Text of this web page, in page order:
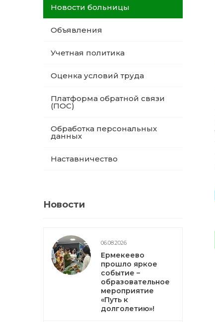
Новости больницы
Объявления
Учетная политика
Оценка условий труда
Платформа обратной связи
(ПОС)
Обработка персональных
данных
Наставничество
Новости
06.08.2026
Ермекеево
прошло яркое
событие –
образовательное
мероприятие
«Путь к
долголетию»!